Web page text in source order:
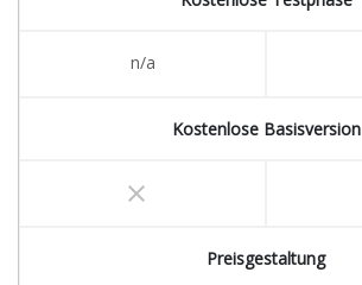
n/a
Kostenlose Basisversion
clear
Preisgestaltung